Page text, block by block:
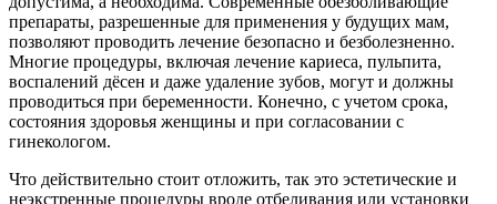
препараты, разрешенные для применения у будущих мам,
позволяют проводить лечение безопасно и безболезненно.
Многие процедуры, включая лечение кариеса, пульпита,
воспалений дёсен и даже удаление зубов, могут и должны
проводиться при беременности. Конечно, с учетом срока,
состояния здоровья женщины и при согласовании с
гинекологом.
Что действительно стоит отложить, так это эстетические и
неэкстренные процедуры вроде отбеливания или установки